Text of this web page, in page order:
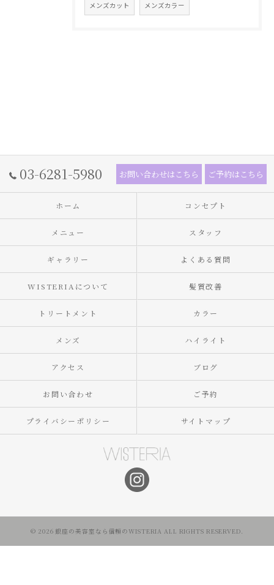
メンズカット メンズカラー
03-6281-5980 お問い合わせはこちら ご予約はこちら
ホーム コンセプト
メニュー スタッフ
ギャラリー よくある質問
WISTERIAについて 髪質改善
トリートメント カラー
メンズ ハイライト
アクセス ブログ
お問い合わせ ご予約
プライバシーポリシー サイトマップ
© 2026 銀座の美容室なら信頼のWISTERIA ALL RIGHTS RESERVED.